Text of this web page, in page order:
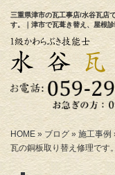
三重県津市の瓦工事店/水谷瓦店
す。｜津市で瓦葺き替え、屋根
HOME» ブログ » 施工事例
瓦の銅板取り替え修理です。